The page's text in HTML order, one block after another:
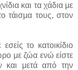
και τα χάδια με
τάισμα τους, στον
το κατοικίδιο
με ζώα ενώ είστε
και μετά από την